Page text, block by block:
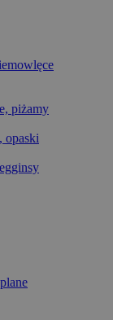
piżamy
opaski